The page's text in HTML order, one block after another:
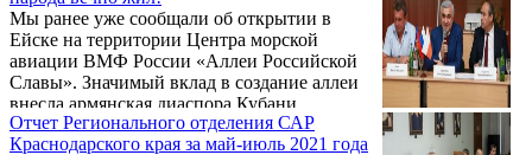
Мы ранее уже сообщали об открытии в
Ейске на территории Центра морской
авиации ВМФ России «Аллеи Российской
Славы». Значимый вклад в создание аллеи
внесла армянская диаспора Кубани.
Региональное отделение Общероссийской
общественной организации «Союз Армян
Отчет Регионального отделения САР
Краснодарского края за май-июль 2021 года